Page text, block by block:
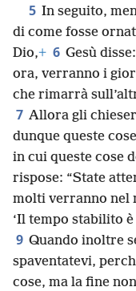
5 In seguito,
di come fosse
Dio,+ 6 Gesù
ora, verranno i
che rimarrà
7 Allora gli
dunque queste
in cui queste cose
rispose: “State
molti verranno nel
‘Il tempo stabilito
9 Quando inoltre
spaventatevi,
cose, ma la fine